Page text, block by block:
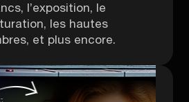
l’exposition, le
les hautes
et plus encore.